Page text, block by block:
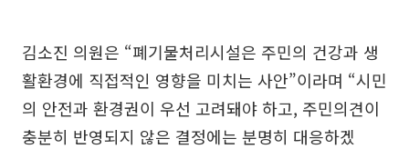
김소진 의원은 “폐기물처리시설은 주민의 건강과 생
활환경에 직접적인 영향을 미치는 사안”이라며 “시민
의 안전과 환경권이 우선 고려돼야 하고, 주민의견이
충분히 반영되지 않은 결정에는 분명히 대응하겠